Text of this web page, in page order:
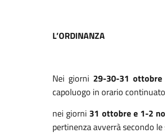
L’ORDINANZA
Nei giorni 29-30-31
capoluogo in orario
nei giorni 31 ottobre e 1-2
pertinenza avverrà secondo